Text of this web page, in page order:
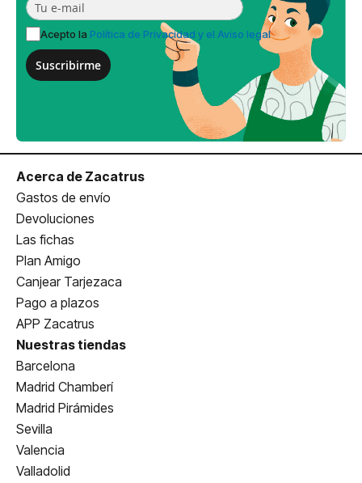
Acepto la Política de Privacidad y el Aviso legal
Suscribirme
Acerca de Zacatrus
Gastos de envío
Devoluciones
Las fichas
Plan Amigo
Canjear Tarjezaca
Pago a plazos
APP Zacatrus
Nuestras tiendas
Barcelona
Madrid Chamberí
Madrid Pirámides
Sevilla
Valencia
Valladolid